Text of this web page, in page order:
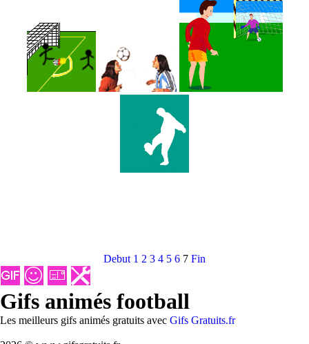
Debut 1 2 3 4 5 6 7 Fin
Gifs animés football
Les meilleurs gifs animés gratuits avec Gifs Gratuits.fr